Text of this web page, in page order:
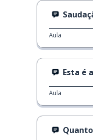
Aula
Esta é
Aula